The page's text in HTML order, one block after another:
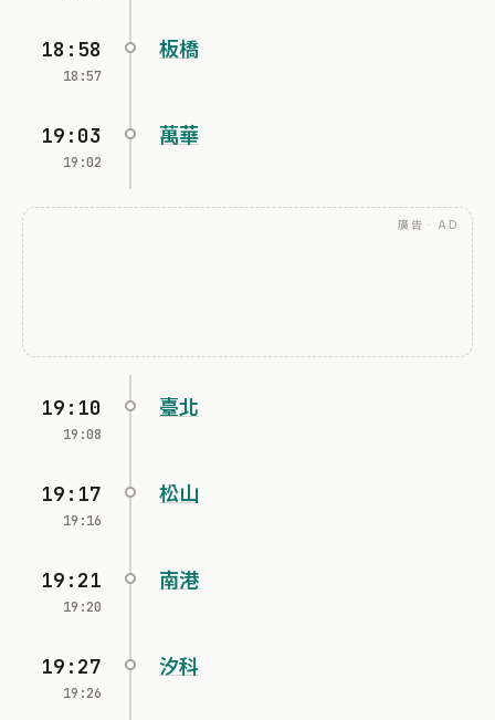
18:58
18:57
板橋
19:03
19:02
萬華
廣告 · AD
19:10
19:08
臺北
19:17
19:16
松山
19:21
19:20
南港
19:27
19:26
汐科